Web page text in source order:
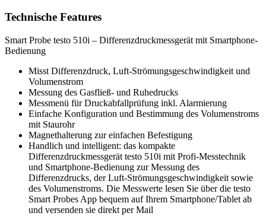
Technische Features
Smart Probe testo 510i – Differenzdruckmessgerät mit Smartphone-
Bedienung
Misst Differenzdruck, Luft-Strömungsgeschwindigkeit und
Volumenstrom
Messung des Gasfließ- und Ruhedrucks
Messmenü für Druckabfallprüfung inkl. Alarmierung
Einfache Konfiguration und Bestimmung des Volumenstroms
mit Staurohr
Magnethalterung zur einfachen Befestigung
Handlich und intelligent: das kompakte
Differenzdruckmessgerät testo 510i mit Profi-Messtechnik
und Smartphone-Bedienung zur Messung des
Differenzdrucks, der Luft-Strömungsgeschwindigkeit sowie
des Volumenstroms. Die Messwerte lesen Sie über die testo
Smart Probes App bequem auf Ihrem Smartphone/Tablet ab
und versenden sie direkt per Mail